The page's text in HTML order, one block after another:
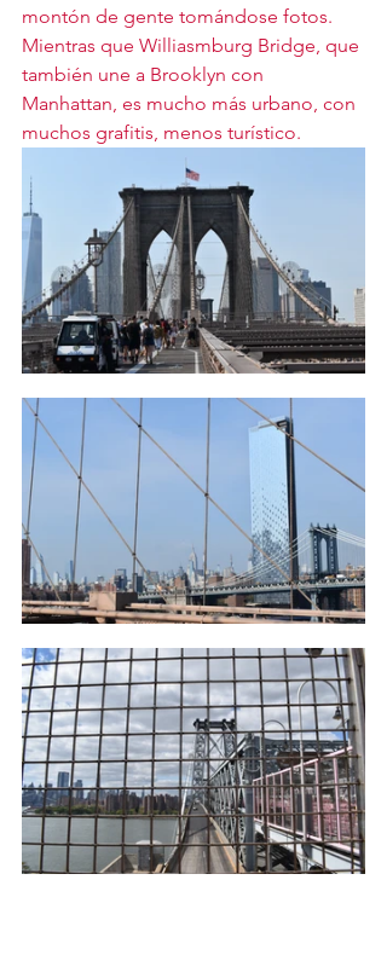
montón de gente tomándose fotos.
Mientras que Williasmburg Bridge, que
también une a Brooklyn con
Manhattan, es mucho más urbano, con
muchos grafitis, menos turístico.